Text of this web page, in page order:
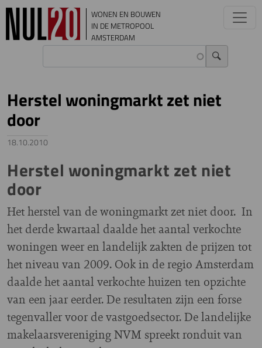
Overslaan en naar de inhoud gaan
WONEN EN BOUWEN
IN DE METROPOOL
AMSTERDAM
Herstel woningmarkt zet niet
door
18.10.2010
Herstel woningmarkt zet niet
door
Het herstel van de woningmarkt zet niet door. In
het derde kwartaal daalde het aantal verkochte
woningen weer en landelijk zakten de prijzen tot
het niveau van 2009. Ook in de regio Amsterdam
daalde het aantal verkochte huizen ten opzichte
van een jaar eerder. De resultaten zijn een forse
tegenvaller voor de vastgoedsector. De landelijke
makelaarsvereniging NVM spreekt ronduit van